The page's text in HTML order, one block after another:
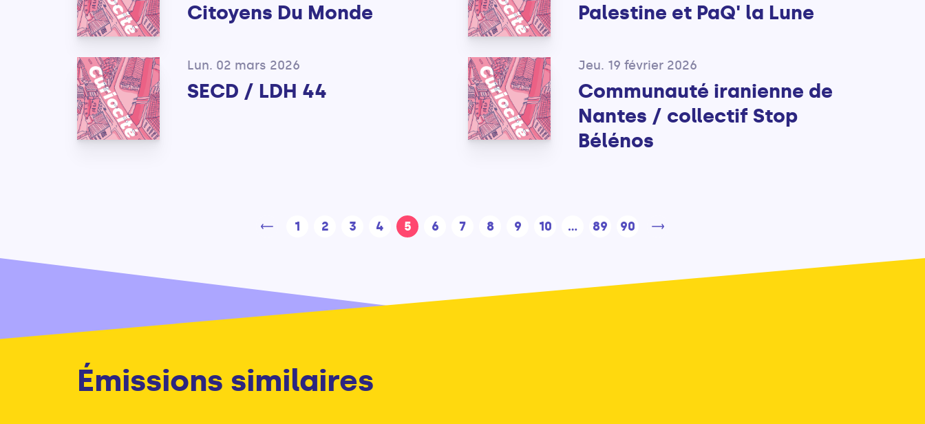
Citoyens Du Monde
Palestine et PaQ' la Lune
Lun. 02 mars 2026
SECD / LDH 44
Jeu. 19 février 2026
Communauté iranienne de
Nantes / collectif Stop
Bélénos
1 2 3 4 5 6 7 8 9 10 ... 89 90
Émissions similaires